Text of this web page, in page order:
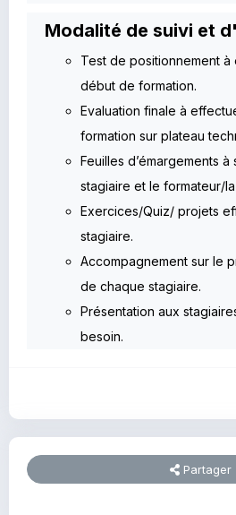
Modalité de suivi et
Test de positionnement
début de formation.
Evaluation finale à
formation sur plateau
Feuilles d’émargements
stagiaire et le formateur/
Exercices/Quiz/ projets
stagiaire.
Accompagnement sur le
de chaque stagiaire.
Présentation aux
besoin.
Partager